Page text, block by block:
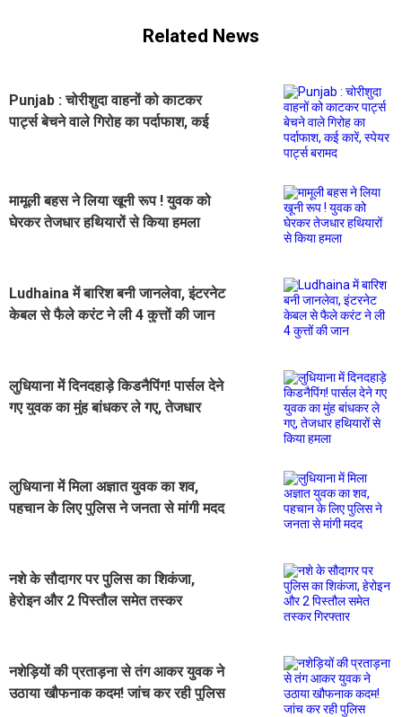
Related News
Punjab : चोरीशुदा वाहनों को काटकर
पार्ट्स बेचने वाले गिरोह का पर्दाफाश, कई
मामूली बहस ने लिया खूनी रूप ! युवक को
घेरकर तेजधार हथियारों से किया हमला
Ludhaina में बारिश बनी जानलेवा, इंटरनेट
केबल से फैले करंट ने ली 4 कुत्तों की जान
लुधियाना में दिनदहाड़े किडनैपिंग! पार्सल देने
गए युवक का मुंह बांधकर ले गए, तेजधार
लुधियाना में मिला अज्ञात युवक का शव,
पहचान के लिए पुलिस ने जनता से मांगी मदद
नशे के सौदागर पर पुलिस का शिकंजा,
हेरोइन और 2 पिस्तौल समेत तस्कर
नशेड़ियों की प्रताड़ना से तंग आकर युवक ने
उठाया खौफनाक कदम! जांच कर रही पुलिस